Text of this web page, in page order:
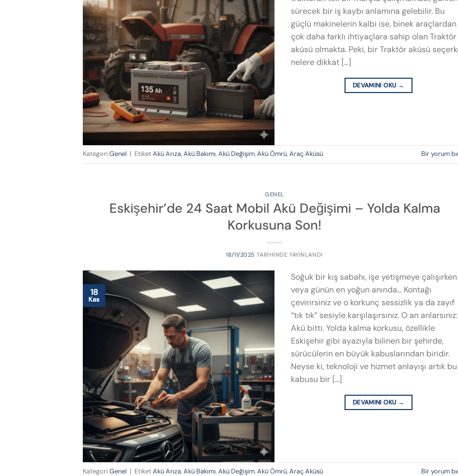
sürecek bir iş kaybı anlamına gelebilir. Bu
güçlü makinelerin kalbi ise, binek araçlardan
çok daha farklı ihtiyaçlara sahip olan Traktör
aküsü olmakta. Peki, bir Traktör aküsü
nelere dikkat […]
DEVAMINI OKU →
Kategori Genel | EtiketAkü Arıza,Akü Bakımı,Akü Değişim,Akü Ömrü,Araç Aküsü Bir yorum
GENEL
Eskişehir’de 24 Saat Mobil Akü Değişimi – Yolda Kalma
Korkusuna Son!
18/11/2025 TARIHINDE YAYINLANDI
18
Kas
Soğuk bir kış sabahı, işe yetişmeye çalışırken
veya günün en yoğun anında… Kontağı
çevirirsiniz ve o korkunç sessizlik ya da zayıf
“tık tık” sesiyle karşılaşırsınız. O an anlarsınız:
Akü bitti. Yolda kalma korkusu, özellikle
Eskişehir gibi ayazıyla bilinen bir şehirde,
sürücülerin en büyük kabuslarından biridir.
Neyse ki, teknoloji ve hizmet anlayışı artık bu
kabusu bir […]
DEVAMINI OKU →
Kategori Genel | EtiketAkü Arıza,Akü Bakımı,Akü Değişim,Akü Ömrü,Araç Aküsü Bir yorum